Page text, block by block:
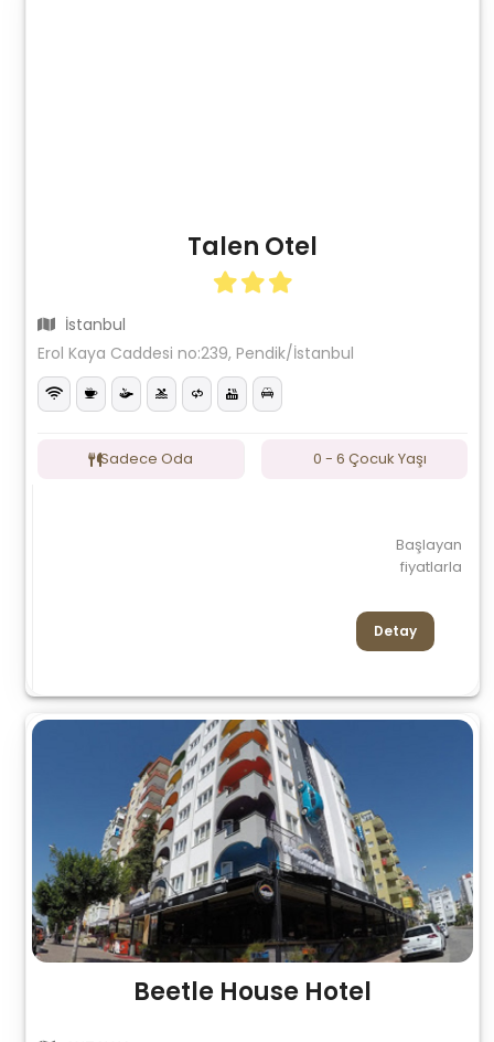
Talen Otel
İstanbul
Erol Kaya Caddesi no:239, Pendik/İstanbul
Sadece Oda 0 - 6 Çocuk Yaşı
Başlayan
fiyatlarla
Detay
Beetle House Hotel